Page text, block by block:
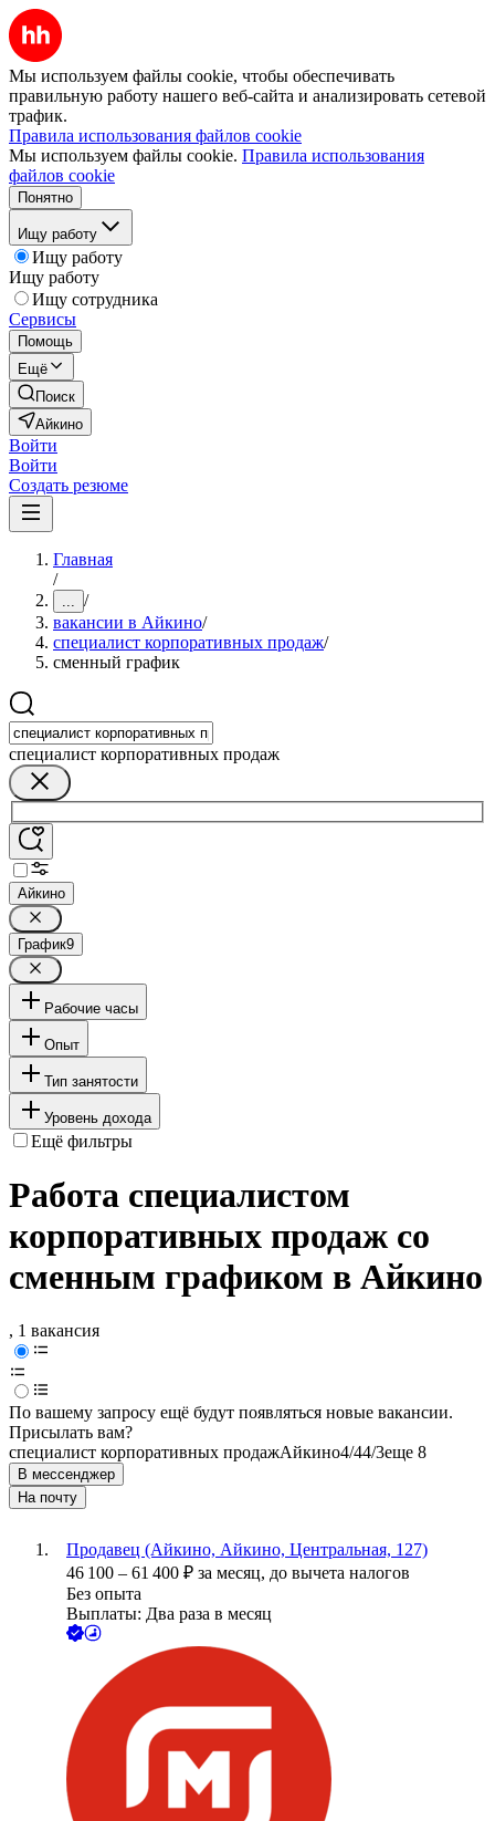
Мы используем файлы cookie, чтобы обеспечивать
правильную работу нашего веб-сайта и анализировать сетевой
трафик.
Правила использования файлов cookie
Мы используем файлы cookie. Правила использования
файлов cookie
Понятно
Ищу работу
Ищу работу
Ищу работу
Ищу сотрудника
Сервисы
Помощь
Ещё
Поиск
Айкино
Войти
Войти
Создать резюме
Главная
/
... /
вакансии в Айкино/
специалист корпоративных продаж/
сменный график
специалист корпоративных продаж
Айкино
График9
Рабочие часы
Опыт
Тип занятости
Уровень дохода
Ещё фильтры
Работа специалистом
корпоративных продаж со
сменным графиком в Айкино
, 1 вакансия
По вашему запросу ещё будут появляться новые вакансии.
Присылать вам?
специалист корпоративных продажАйкино4/44/3еще 8
В мессенджер
На почту
Продавец (Айкино, Айкино, Центральная, 127)
46 100 – 61 400 ₽ за месяц, до вычета налогов
Без опыта
Выплаты: Два раза в месяц